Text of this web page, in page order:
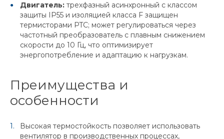
Двигатель: трехфазный асинхронный с классом
защиты IP55 и изоляцией класса F защищен
термисторами PTC; может регулироваться через
частотный преобразователь с плавным снижением
скорости до 10 Гц, что оптимизирует
энергопотребление и адаптацию к нагрузкам.
Преимущества и
особенности
Высокая термостойкость позволяет использовать
вентилятор в производственных процессах,